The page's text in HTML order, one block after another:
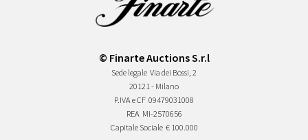
© Finarte Auctions S.r.l
Sede legale Via dei Bossi, 2
20121 - Milano
P.IVA e CF 09479031008
REA MI-2570656
Capitale Sociale € 100.000